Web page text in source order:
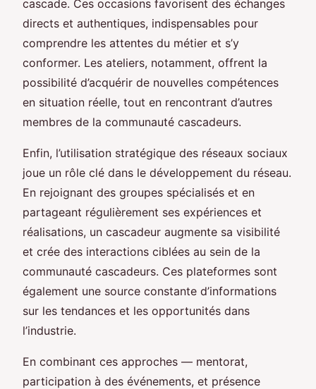
cascade. Ces occasions favorisent des échanges
directs et authentiques, indispensables pour
comprendre les attentes du métier et s’y
conformer. Les ateliers, notamment, offrent la
possibilité d’acquérir de nouvelles compétences
en situation réelle, tout en rencontrant d’autres
membres de la communauté cascadeurs.
Enfin, l’utilisation stratégique des réseaux sociaux
joue un rôle clé dans le développement du réseau.
En rejoignant des groupes spécialisés et en
partageant régulièrement ses expériences et
réalisations, un cascadeur augmente sa visibilité
et crée des interactions ciblées au sein de la
communauté cascadeurs. Ces plateformes sont
également une source constante d’informations
sur les tendances et les opportunités dans
l’industrie.
En combinant ces approches — mentorat,
participation à des événements, et présence